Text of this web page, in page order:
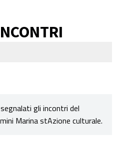
gli incontri del
Marina stAzione culturale.